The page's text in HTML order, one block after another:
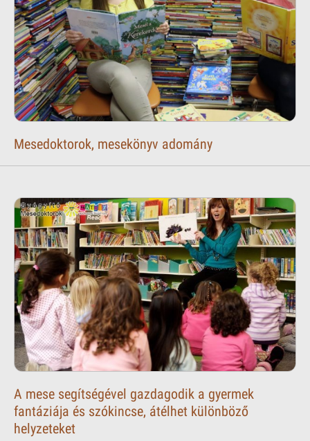
Mesedoktorok, mesekönyv adomány
A mese segítségével gazdagodik a gyermek
fantáziája és szókincse, átélhet különböző
helyzeteket